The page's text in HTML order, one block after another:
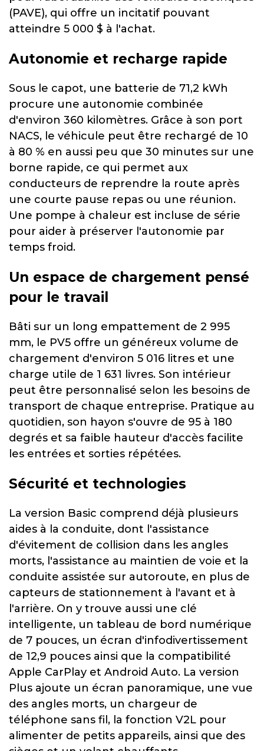
(PAVE), qui offre un incitatif pouvant
atteindre 5 000 $ à l'achat.
Autonomie et recharge rapide
Sous le capot, une batterie de 71,2 kWh
procure une autonomie combinée
d'environ 360 kilomètres. Grâce à son port
NACS, le véhicule peut être rechargé de 10
à 80 % en aussi peu que 30 minutes sur une
borne rapide, ce qui permet aux
conducteurs de reprendre la route après
une courte pause repas ou une réunion.
Une pompe à chaleur est incluse de série
pour aider à préserver l'autonomie par
temps froid.
Un espace de chargement pensé
pour le travail
Bâti sur un long empattement de 2 995
mm, le PV5 offre un généreux volume de
chargement d'environ 5 016 litres et une
charge utile de 1 631 livres. Son intérieur
peut être personnalisé selon les besoins de
transport de chaque entreprise. Pratique au
quotidien, son hayon s'ouvre de 95 à 180
degrés et sa faible hauteur d'accès facilite
les entrées et sorties répétées.
Sécurité et technologies
La version Basic comprend déjà plusieurs
aides à la conduite, dont l'assistance
d'évitement de collision dans les angles
morts, l'assistance au maintien de voie et la
conduite assistée sur autoroute, en plus de
capteurs de stationnement à l'avant et à
l'arrière. On y trouve aussi une clé
intelligente, un tableau de bord numérique
de 7 pouces, un écran d'infodivertissement
de 12,9 pouces ainsi que la compatibilité
Apple CarPlay et Android Auto. La version
Plus ajoute un écran panoramique, une vue
des angles morts, un chargeur de
téléphone sans fil, la fonction V2L pour
alimenter de petits appareils, ainsi que des